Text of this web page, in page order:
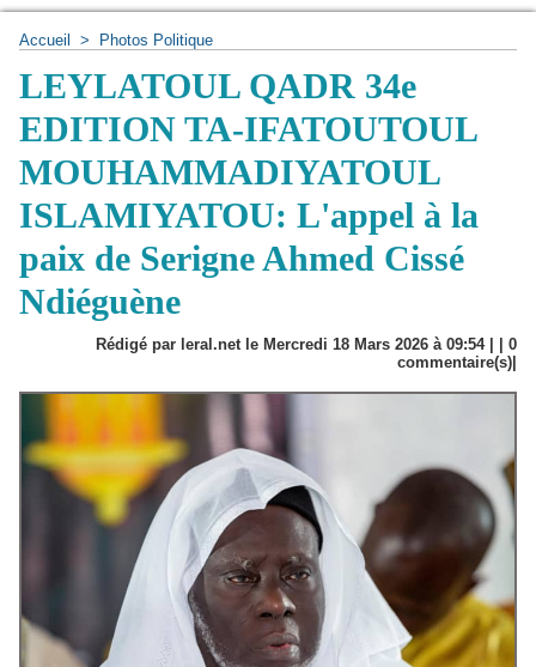
Accueil > Photos Politique
LEYLATOUL QADR 34e
EDITION TA-IFATOUTOUL
MOUHAMMADIYATOUL
ISLAMIYATOU: L'appel à la
paix de Serigne Ahmed Cissé
Ndiéguène
Rédigé par leral.net le Mercredi 18 Mars 2026 à 09:54 | | 0
commentaire(s)|